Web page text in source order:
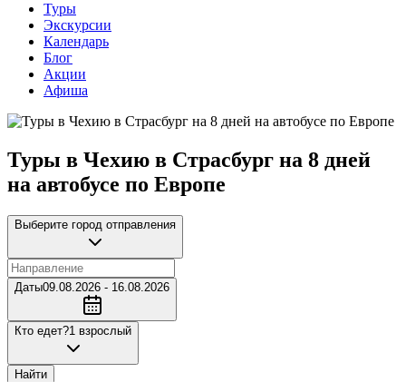
Туры
Экскурсии
Календарь
Блог
Акции
Афиша
Туры в Чехию в Страсбург на 8 дней
на автобусе по Европе
Выберите город отправления
Даты09.08.2026 - 16.08.2026
Кто едет?1 взрослый
Найти